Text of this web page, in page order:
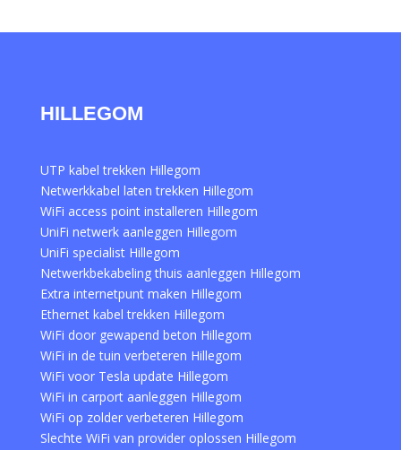
HILLEGOM
UTP kabel trekken Hillegom
Netwerkkabel laten trekken Hillegom
WiFi access point installeren Hillegom
UniFi netwerk aanleggen Hillegom
UniFi specialist Hillegom
Netwerkbekabeling thuis aanleggen Hillegom
Extra internetpunt maken Hillegom
Ethernet kabel trekken Hillegom
WiFi door gewapend beton Hillegom
WiFi in de tuin verbeteren Hillegom
WiFi voor Tesla update Hillegom
WiFi in carport aanleggen Hillegom
WiFi op zolder verbeteren Hillegom
Slechte WiFi van provider oplossen Hillegom